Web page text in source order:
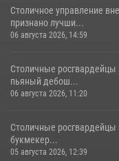
Столичное управление
признано лучши...
06 августа 2026, 14:59
Столичные
пьяный дебош...
06 августа 2026, 11:20
Столичные
букмекер...
05 августа 2026, 12:39